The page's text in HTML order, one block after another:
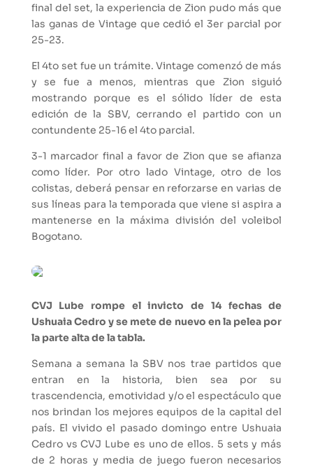
final del set, la experiencia de Zion pudo más que
las ganas de Vintage que cedió el 3er parcial por
25-23.
El 4to set fue un trámite. Vintage comenzó de más
y se fue a menos, mientras que Zion siguió
mostrando porque es el sólido líder de esta
edición de la SBV, cerrando el partido con un
contundente 25-16 el 4to parcial.
3-1 marcador final a favor de Zion que se afianza
como líder. Por otro lado Vintage, otro de los
colistas, deberá pensar en reforzarse en varias de
sus líneas para la temporada que viene si aspira a
mantenerse en la máxima división del voleibol
Bogotano.
CVJ Lube rompe el invicto de 14 fechas de
Ushuaia Cedro y se mete de nuevo en la pelea por
la parte alta de la tabla.
Semana a semana la SBV nos trae partidos que
entran en la historia, bien sea por su
trascendencia, emotividad y/o el espectáculo que
nos brindan los mejores equipos de la capital del
país. El vivido el pasado domingo entre Ushuaia
Cedro vs CVJ Lube es uno de ellos. 5 sets y más
de 2 horas y media de juego fueron necesarios